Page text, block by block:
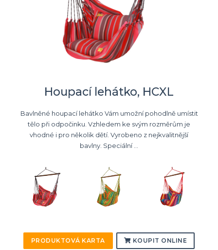
Houpací lehátko, HCXL
Bavlněné houpací lehátko Vám umožní pohodlně umístit
tělo při odpočinku. Vzhledem ke svým rozměrům je
vhodné i pro několik dětí. Vyrobeno z nejkvalitnější
bavlny. Speciální ...
PRODUKTOVÁ KARTA KOUPIT ONLINE